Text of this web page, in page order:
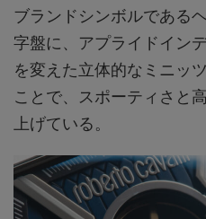
ブランドシンボルである
字盤に、アプライドイン
を変えた立体的なミニッ
ことで、スポーティさと
上げている。